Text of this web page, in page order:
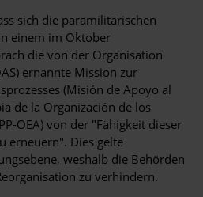
sich die paramilitärischen
einem im Oktober
die von der Organisation
ernannte Mission zur
(Misión de Apoyo al
de la Organización de los
OEA) von der "Fähigkeit dieser
erneuern". Dies gelte
weshalb die Behörden
zu verhindern.